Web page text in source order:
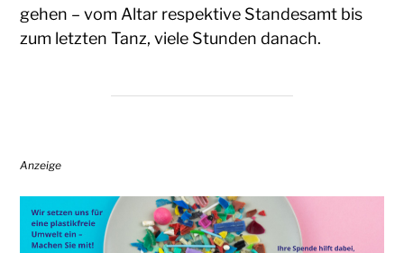
gehen – vom Altar respektive Standesamt bis
zum letzten Tanz, viele Stunden danach.
Anzeige